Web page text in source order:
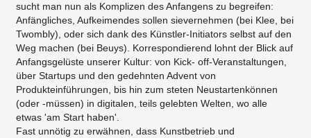
sucht man nun als Komplizen des Anfangens zu begreifen:
Anfängliches, Aufkeimendes sollen sievernehmen (bei Klee, bei
Twombly), oder sich dank des Künstler-Initiators selbst auf den
Weg machen (bei Beuys). Korrespondierend lohnt der Blick auf
Anfangsgelüste unserer Kultur: von Kick- off-Veranstaltungen,
über Startups und den gedehnten Advent von
Produkteinführungen, bis hin zum steten Neustartenkönnen
(oder -müssen) in digitalen, teils gelebten Welten, wo alle
etwas 'am Start haben'.
Fast unnötig zu erwähnen, dass Kunstbetrieb und